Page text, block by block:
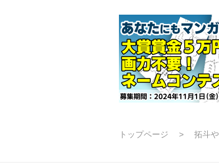
トップページ
拓斗